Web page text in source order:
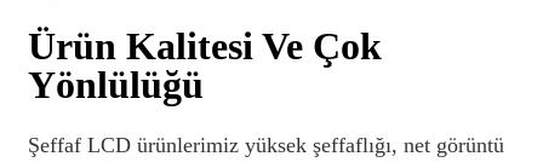
Ürün Kalitesi Ve Çok
Yönlülüğü
Şeffaf LCD ürünlerimiz yüksek şeffaflığı, net görüntü